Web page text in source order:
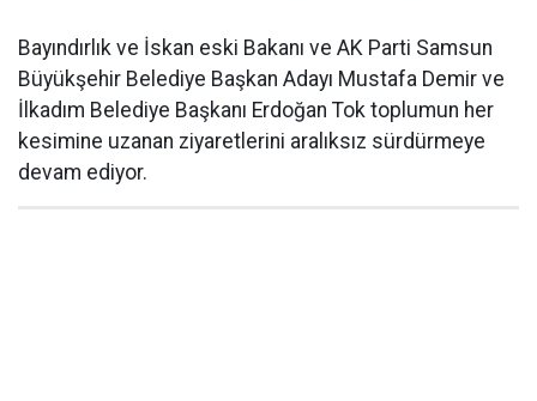
Bayındırlık ve İskan eski Bakanı ve AK Parti Samsun
Büyükşehir Belediye Başkan Adayı Mustafa Demir ve
İlkadım Belediye Başkanı Erdoğan Tok toplumun her
kesimine uzanan ziyaretlerini aralıksız sürdürmeye
devam ediyor.